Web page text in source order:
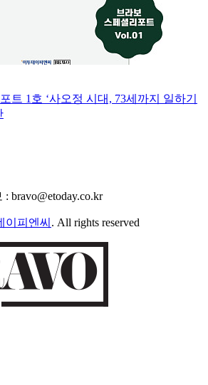
트 1호 ‘사오정 시대, 73세까지 일하기
bravo@etoday.co.kr
이피엔씨 . All rights reserved